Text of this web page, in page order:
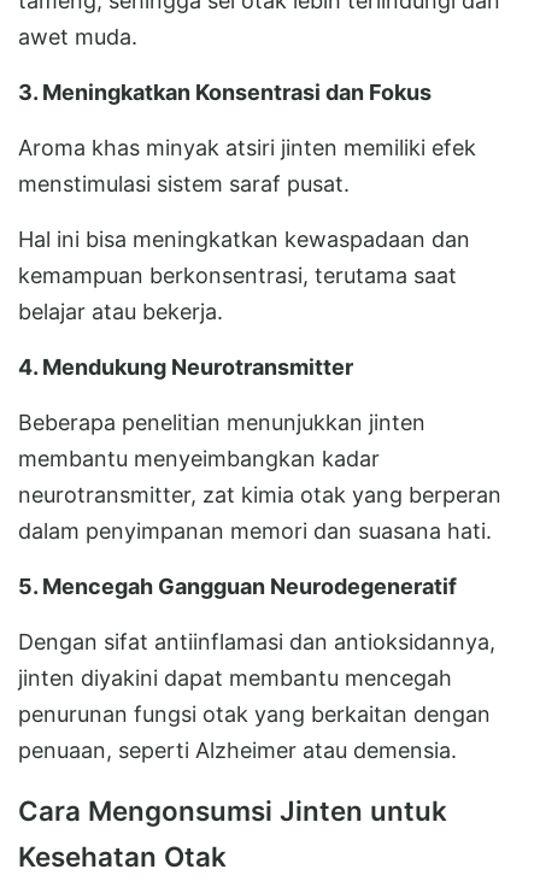
awet muda.
3. Meningkatkan Konsentrasi dan Fokus
Aroma khas minyak atsiri jinten memiliki efek
menstimulasi sistem saraf pusat.
Hal ini bisa meningkatkan kewaspadaan dan
kemampuan berkonsentrasi, terutama saat
belajar atau bekerja.
4. Mendukung Neurotransmitter
Beberapa penelitian menunjukkan jinten
membantu menyeimbangkan kadar
neurotransmitter, zat kimia otak yang berperan
dalam penyimpanan memori dan suasana hati.
5. Mencegah Gangguan Neurodegeneratif
Dengan sifat antiinflamasi dan antioksidannya,
jinten diyakini dapat membantu mencegah
penurunan fungsi otak yang berkaitan dengan
penuaan, seperti Alzheimer atau demensia.
Cara Mengonsumsi Jinten untuk
Kesehatan Otak